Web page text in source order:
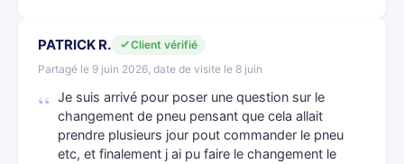
PATRICK R.
Client vérifié
Partagé le 9 juin 2026, date de visite le 8 juin
Je suis arrivé pour poser une question sur le
changement de pneu pensant que cela allait
prendre plusieurs jour pout commander le pneu
etc, et finalement j ai pu faire le changement le